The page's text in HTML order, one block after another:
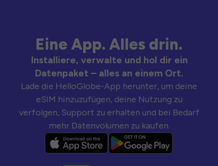
Eine App. Alles drin.
Installiere, verwalte und hol dir ein
Datenpaket – alles an einem Ort.
Lade die HelloGlobe-App herunter, um deine
eSIM hinzuzufügen, deine Nutzung zu
verfolgen, Support zu erhalten und bei Bedarf
mehr Datenvolumen zu kaufen.